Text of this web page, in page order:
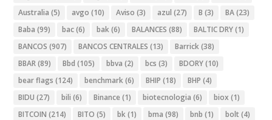
Australia (5) avgo (10) Aviso (3) azul (27) B (3) BA(23)
Baba (99) bac(6) bak(6) BALANCES (88) BALTIC DRY(1)
BANCOS (907) BANCOS CENTRALES (13) Barrick(38)
BBAR(89) Bbd (105) bbva (2) bcs (3) BDORY(10)
bear flags (124) benchmark(6) BHIP (18) BHP (4)
BIDU (27) bili (6) Binance (1) biotecnologia (6) biox (1)
BITCOIN (214) BITO (5) bk(1) bma (98) bnb (1) bolt (4)